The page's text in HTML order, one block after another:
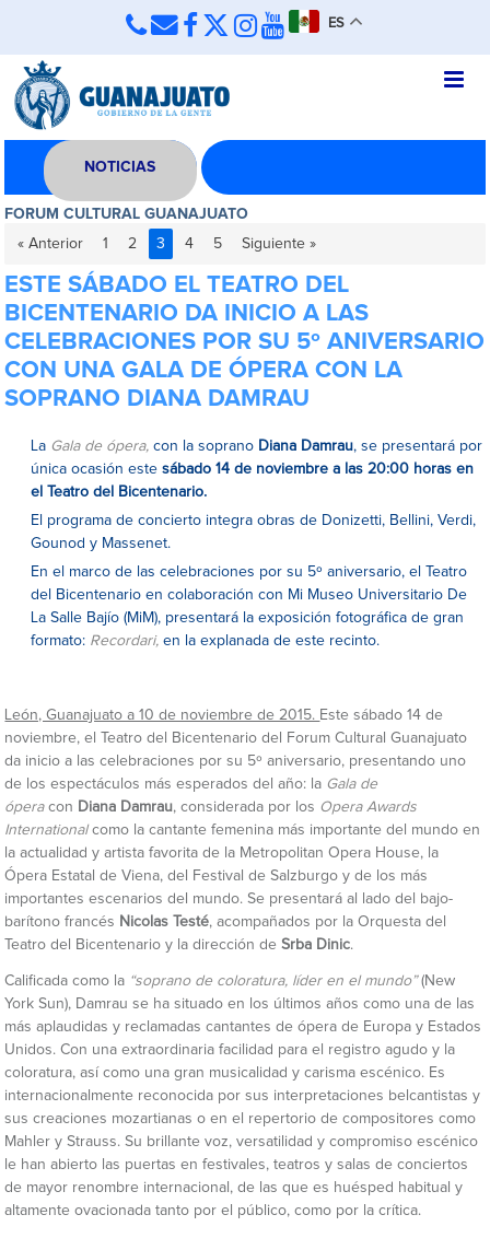
ES
NOTICIAS
FORUM CULTURAL GUANAJUATO
« Anterior
1 2 3 4 5 Siguiente »
ESTE SÁBADO EL TEATRO DEL
BICENTENARIO DA INICIO A LAS
CELEBRACIONES POR SU 5º ANIVERSARIO
CON UNA GALA DE ÓPERA CON LA
SOPRANO DIANA DAMRAU
La Gala de ópera,con la soprano Diana Damrau, se presentará por
única ocasión estesábado 14 de noviembre a las 20:00 horas en
el Teatro del Bicentenario.
El programa de concierto integra obras de Donizetti, Bellini, Verdi,
Gounod y Massenet.
En el marco de las celebraciones por su 5º aniversario, el Teatro
del Bicentenario en colaboración con Mi Museo Universitario De
La Salle Bajío (MiM), presentará la exposición fotográfica de gran
formato: Recordari,en la explanada de este recinto.
León, Guanajuato a 10 de noviembre de 2015. Este sábado 14 de
noviembre, el Teatro del Bicentenario del Forum Cultural Guanajuato
da inicio a las celebraciones por su 5º aniversario, presentando uno
de los espectáculos más esperados del año: la Gala de
óperacon Diana Damrau, considerada por los Opera Awards
Internationalcomo la cantante femenina más importante del mundo en
la actualidad y artista favorita de la Metropolitan Opera House, la
Ópera Estatal de Viena, del Festival de Salzburgo y de los más
importantes escenarios del mundo. Se presentará al lado del bajo-
barítono francés Nicolas Testé, acompañados por la Orquesta del
Teatro del Bicentenario y la dirección deSrba Dinic.
Calificada como la “soprano de coloratura, líder en el mundo”(New
York Sun), Damrau se ha situado en los últimos años como una de las
más aplaudidas y reclamadas cantantes de ópera de Europa y Estados
Unidos. Con una extraordinaria facilidad para el registro agudo y la
coloratura, así como una gran musicalidad y carisma escénico. Es
internacionalmente reconocida por sus interpretaciones belcantistas y
sus creaciones mozartianas o en el repertorio de compositores como
Mahler y Strauss. Su brillante voz, versatilidad y compromiso escénico
le han abierto las puertas en festivales, teatros y salas de conciertos
de mayor renombre internacional, de las que es huésped habitual y
altamente ovacionada tanto por el público, como por la crítica.